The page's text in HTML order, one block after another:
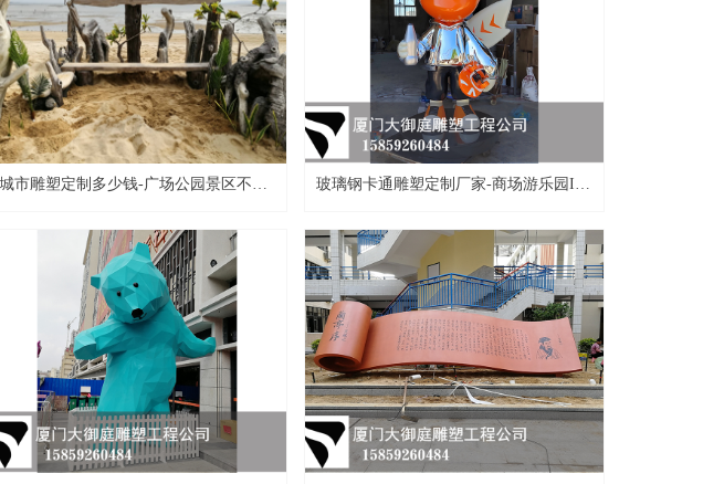
城市雕塑定制多少钱-广场公园景区不锈
玻璃钢卡通雕塑定制厂家-商场游乐园IP